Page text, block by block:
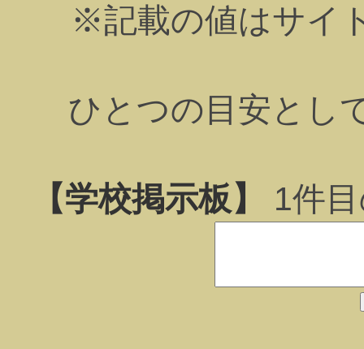
※記載の値はサイ
ひとつの目安とし
【学校掲示板】 1件